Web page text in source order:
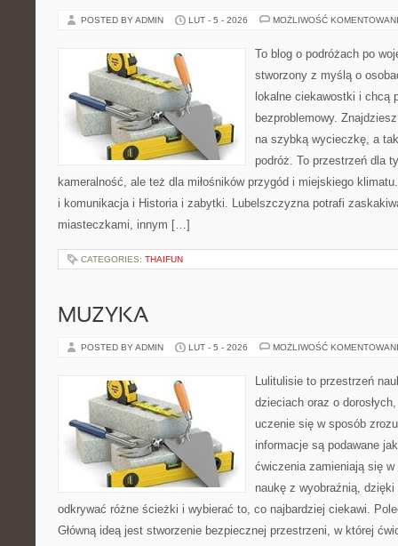
POSTED BY ADMIN LUT - 5 - 2026 MOŻLIWOŚĆ
To blog o podróżach po
stworzony z myślą o
lokalne ciekawostki i chcą
bezproblemowy.
na szybką wycieczkę, a
podróż. To przestrzeń dla
kameralność, ale też dla miłośników przygód i miejskiego
i komunikacja i Historia i zabytki. Lubelszczyzna potrafi
miasteczkami, innym […]
CATEGORIES: THAIFUN
MUZYKA
POSTED BY ADMIN LUT - 5 - 2026 MOŻLIWOŚĆ
Lulitulisie to przestrzeń
dzieciach oraz o
uczenie się w sposób
informacje są podawane
ćwiczenia zamieniają się
naukę z wyobraźnią,
odkrywać różne ścieżki i wybierać to, co najbardziej ciekawi.
Główną ideą jest stworzenie bezpiecznej przestrzeni, w której